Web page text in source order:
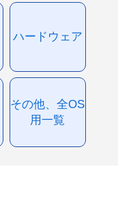
ハードウェア
その他、全OS
用一覧